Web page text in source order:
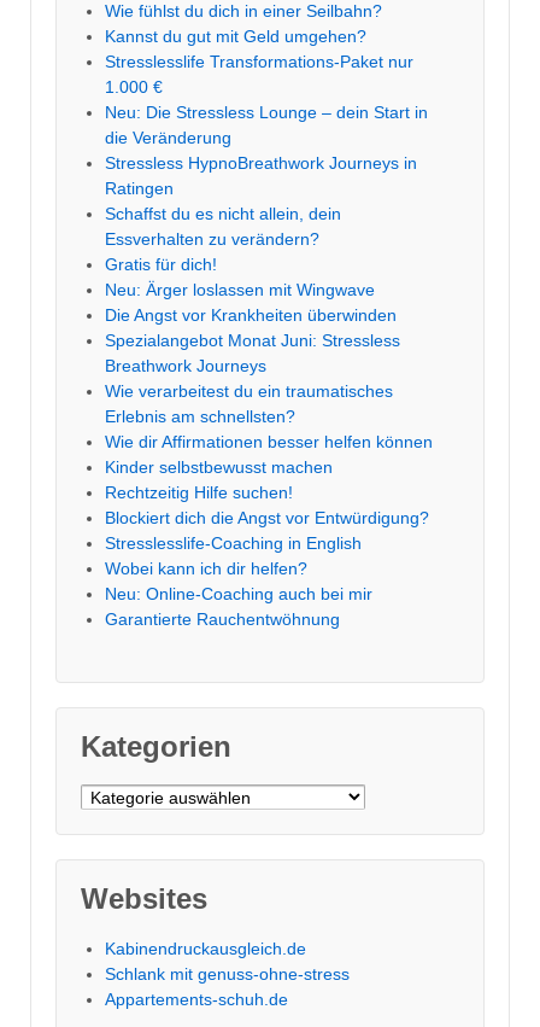
Wie fühlst du dich in einer Seilbahn?
Kannst du gut mit Geld umgehen?
Stresslesslife Transformations-Paket nur
1.000 €
Neu: Die Stressless Lounge – dein Start in
die Veränderung
Stressless HypnoBreathwork Journeys in
Ratingen
Schaffst du es nicht allein, dein
Essverhalten zu verändern?
Gratis für dich!
Neu: Ärger loslassen mit Wingwave
Die Angst vor Krankheiten überwinden
Spezialangebot Monat Juni: Stressless
Breathwork Journeys
Wie verarbeitest du ein traumatisches
Erlebnis am schnellsten?
Wie dir Affirmationen besser helfen können
Kinder selbstbewusst machen
Rechtzeitig Hilfe suchen!
Blockiert dich die Angst vor Entwürdigung?
Stresslesslife-Coaching in English
Wobei kann ich dir helfen?
Neu: Online-Coaching auch bei mir
Garantierte Rauchentwöhnung
Kategorien
Kategorien
Websites
Kabinendruckausgleich.de
Schlank mit genuss-ohne-stress
Appartements-schuh.de